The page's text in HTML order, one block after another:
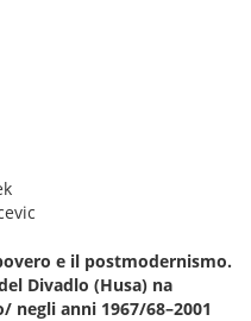
e il postmodernismo.
Divadlo (Husa) na
negli anni 1967/68–2001